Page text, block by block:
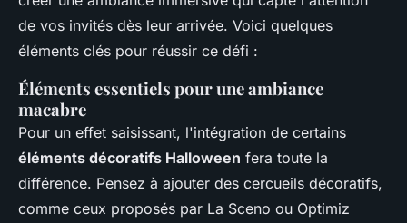
de vos invités dès leur arrivée. Voici quelques
éléments clés pour réussir ce défi :
Éléments essentiels pour une ambiance
macabre
Pour un effet saisissant, l'intégration de certains
éléments décoratifs Halloween fera toute la
différence. Pensez à ajouter des cercueils décoratifs,
comme ceux proposés par La Sceno ou Optimiz